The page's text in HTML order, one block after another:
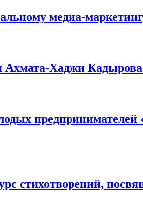
медиа-
Хаджи Кадырова
стихотворений,